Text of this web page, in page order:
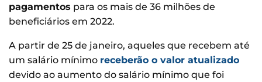
pagamentos para os mais de 36 milhões de
beneficiários em 2022.
A partir de 25 de janeiro, aqueles que recebem até
um salário mínimo receberão o valor atualizado
devido ao aumento do salário mínimo que foi